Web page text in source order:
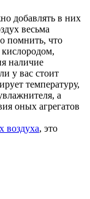
добавлять в них
весьма
помнить, что
наличие
у вас стоит
температуру,
а
оных агрегатов
воздуха, это